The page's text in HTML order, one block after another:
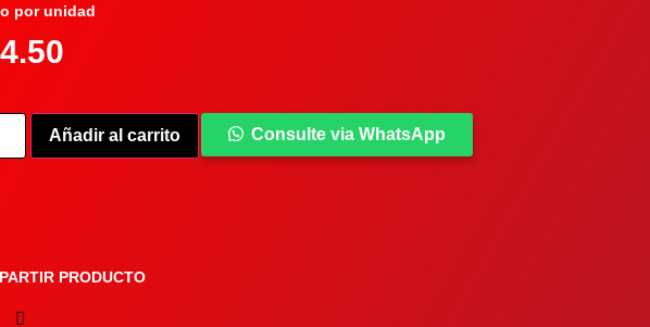
por unidad
Añadir al carrito Consulte via WhatsApp
PRODUCTO